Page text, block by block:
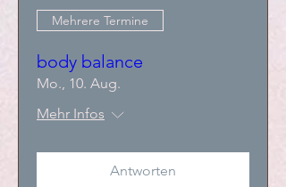
Mehrere Termine
body balance
Mo., 10. Aug.
Mehr Infos
Antworten